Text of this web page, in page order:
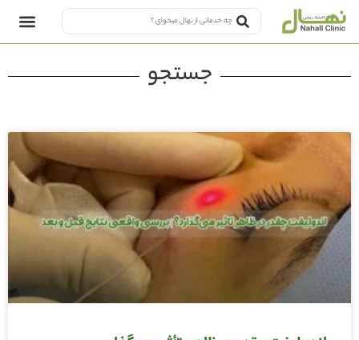
جستجو